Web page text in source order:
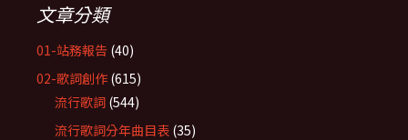
文章分類
01-站務報告 (40)
02-歌詞創作 (615)
流行歌詞 (544)
流行歌詞分年曲目表 (35)